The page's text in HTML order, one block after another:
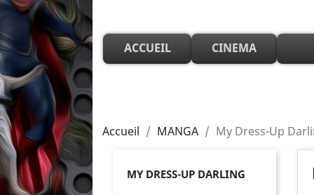
ACCUEIL CINEMA
Accueil MANGA My Dress-Up
MY DRESS-UP DARLING